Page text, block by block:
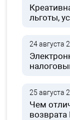
льготы,
24 августа
25 августа
Чем